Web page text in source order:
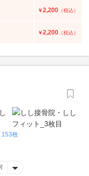
￥2,200 （税込）
￥2,200 （税込）
153枚